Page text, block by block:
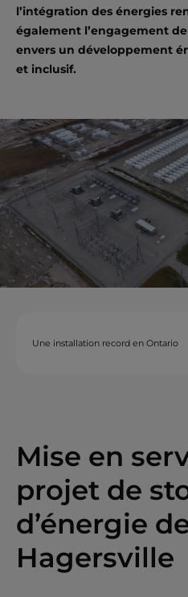
l’intégration des énergies
également l’engagement
envers un développement
et inclusif.
Une installation record en Ontario
Mise en
projet de
d’énergie
Hagersville